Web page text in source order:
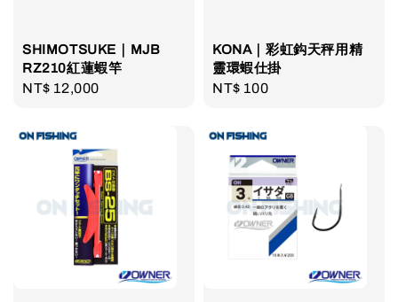
SHIMOTSUKE｜MJB
RZ210紅蓮蝦竿
Regular
NT$ 12,000
KONA｜彩虹鈎天秤用精
靈環蝦仕掛
Regular
NT$ 100